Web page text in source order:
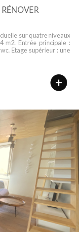
sur quatre niveaux
m2. Entrée principale :
Etage supérieur : une